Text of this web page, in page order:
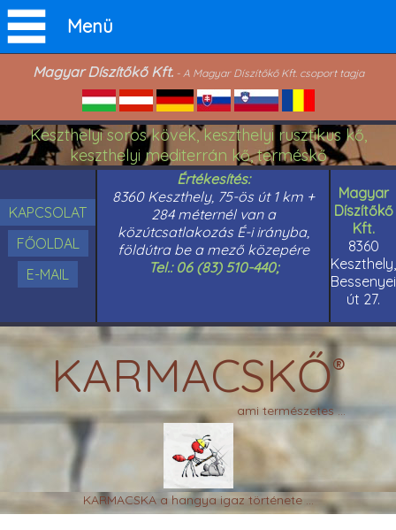
Magyar Díszítőkő Kft.- A Magyar Díszítőkő Kft. csoport tagja
Keszthelyi soros kövek, keszthelyi rusztikus kő,
keszthelyi mediterrán kő, terméskő
KAPCSOLAT
FŐOLDAL
E-MAIL
Értékesítés:
8360 Keszthely, 75-ös út 1 km +
284 méternél van a
közútcsatlakozás É-i irányba,
földútra be a mező közepére
Tel.: 06 (83) 510-440;
Magyar
Díszítőkő
Kft.
8360
Keszthely,
Bessenyei
út 27.
KARMACSKŐ®
ami természetes ...
KARMACSKA a hangya igaz története ...
Menü